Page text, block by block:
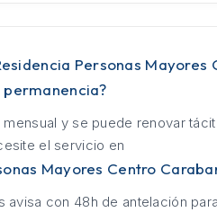
Personas Mayores
mensual y se puede renovar
el servicio en
Mayores Centro
avisa con 48h de antelación